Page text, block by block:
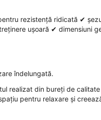
rezistență ridicată ✔
ușoară ✔ dimensiuni
îndelungată.
realizat din bureți de
pentru relaxare și